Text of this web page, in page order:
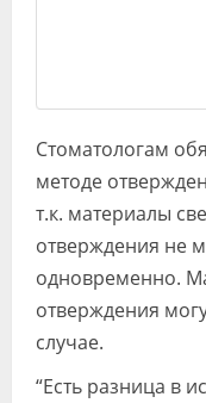
Стоматологам
методе
т.к. материалы
отверждения не
одновременно.
отверждения
случае.
“Есть разница в